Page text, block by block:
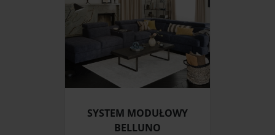
SYSTEM MODUŁOWY
BELLUNO